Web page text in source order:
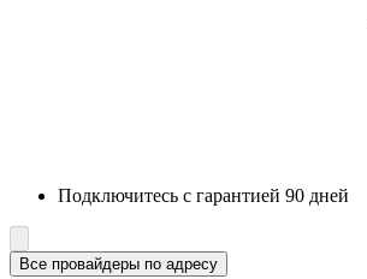
Подключитесь с гарантией 90 дней
Все провайдеры по адресу